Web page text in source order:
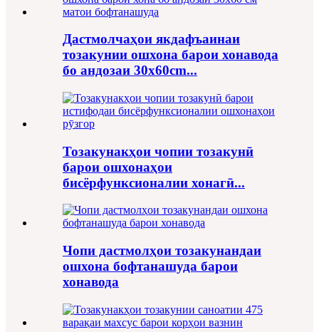
Дастмолчаҳои якдафъаинаи
тозакунии ошхона барои хонавода
бо андозаи 30x60cm...
Тозакунакҳои чопии тозакунӣ
барои ошхонаҳои
бисёрфунксионалии хонагӣ...
Чопи дастмолҳои тозакунандаи
ошхона бофтанашуда барои
хонавода